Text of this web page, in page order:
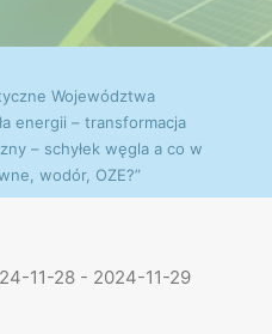
Województwa
energii – transformacja
– schyłek węgla a co w
wodór, OZE?”
11-28 - 2024-11-29